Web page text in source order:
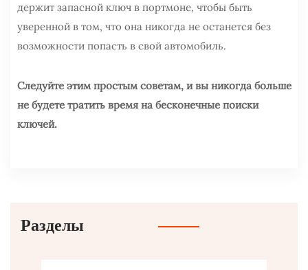
держит запасной ключ в портмоне, чтобы быть
уверенной в том, что она никогда не останется без
возможности попасть в свой автомобиль.
Следуйте этим простым советам, и вы никогда больше
не будете тратить время на бесконечные поиски
ключей.
Разделы